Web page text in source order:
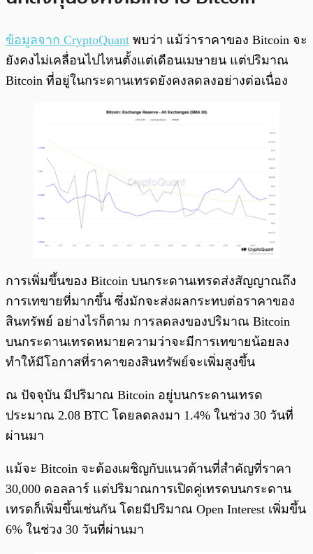
ข้อมูลจาก CryptoQuant พบว่า แม้ว่าราคาของ Bitcoin จะ
ยังคงไม่เคลื่อนไปไหนตั้งแต่เดือนเมษายน แต่ปริมาณ
Bitcoin ที่อยู่ในกระดานเทรดยังคงลดลงอย่างต่อเนื่อง
การเพิ่มขึ้นของ Bitcoin บนกระดานเทรดส่งสัญญาณถึง
การเทขายที่มากขึ้น ซึ่งมักจะส่งผลกระทบต่อราคาของ
สินทรัพย์ อย่างไรก็ตาม การลดลงของปริมาณ Bitcoin
บนกระดานเทรดหมายความว่าจะมีการเทขายน้อยลง
ทำให้มีโอกาสที่ราคาของสินทรัพย์จะเพิ่มสูงขึ้น
ณ ปัจจุบัน มีปริมาณ Bitcoin อยู่บนกระดานเทรด
ประมาณ 2.08 BTC โดยลดลงมา 1.4% ในช่วง 30 วันที่
ผ่านมา
แม้จะ Bitcoin จะต้องเผชิญกับแนวต้านที่สำคัญที่ราคา
30,000 ดอลลาร์ แต่ปริมาณการเปิดคู่เทรดบนกระดาน
เทรดก็เพิ่มขึ้นเช่นกัน โดยมีปริมาณ Open Interest เพิ่มขึ้น
6% ในช่วง 30 วันที่ผ่านมา